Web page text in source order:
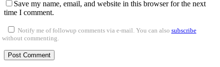
Save my name, email, and website in this browser for the next
time I comment.
Notify me of followup comments via e-mail. You can also subscribe
without commenting.